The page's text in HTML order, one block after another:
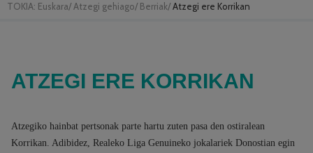
TOKIA: Euskara/ Atzegi gehiago/ Berriak/Atzegi ere Korrikan
ATZEGI ERE KORRIKAN
Atzegiko hainbat pertsonak parte hartu zuten pasa den ostiralean
Korrikan. Adibidez, Realeko Liga Genuineko jokalariek Donostian egin